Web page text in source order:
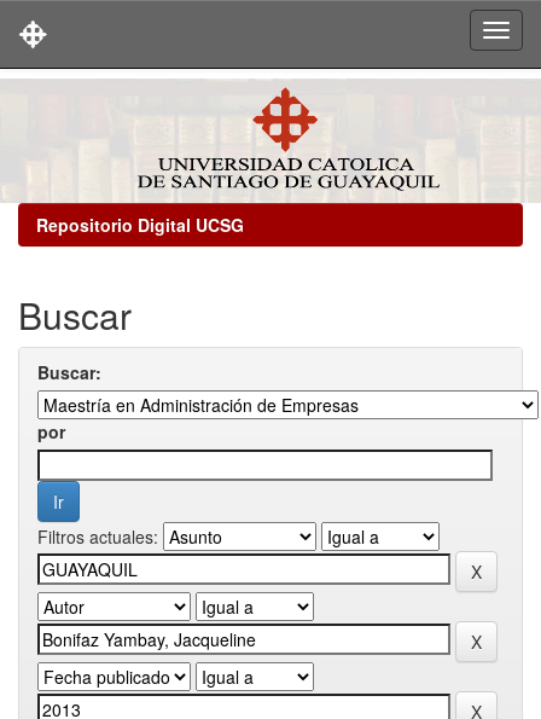
Repositorio Digital UCSG
Buscar
Buscar:
por
Filtros actuales: